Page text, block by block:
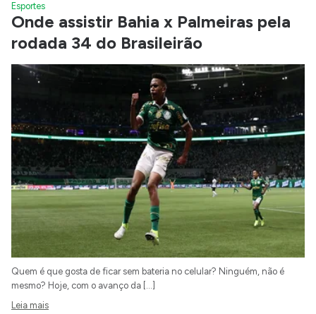
Esportes
Onde assistir Bahia x Palmeiras pela
rodada 34 do Brasileirão
Quem é que gosta de ficar sem bateria no celular? Ninguém, não é
mesmo? Hoje, com o avanço da […]
Leia mais